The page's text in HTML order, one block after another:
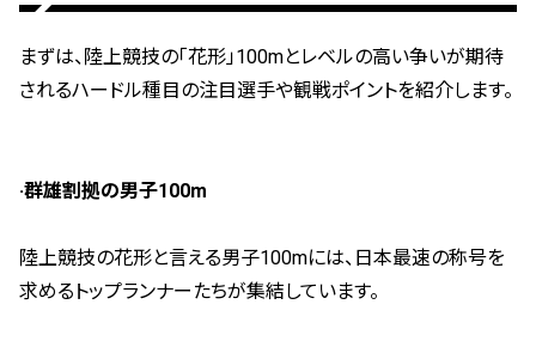
まずは、陸上競技の「花形」100mとレベルの高い争いが期待
されるハードル種目の注目選手や観戦ポイントを紹介します。
·群雄割拠の男子100m
陸上競技の花形と言える男子100mには、日本最速の称号を
求めるトップランナーたちが集結しています。